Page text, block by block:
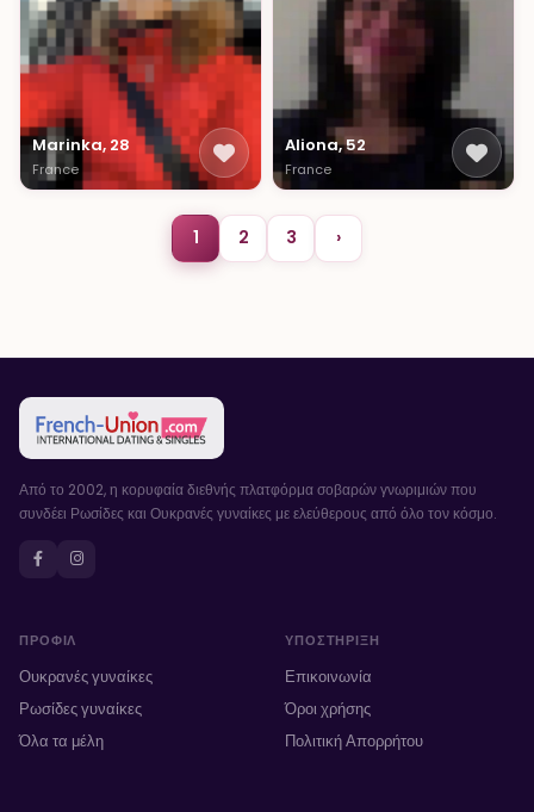
Marinka, 28
France
Aliona, 52
France
1 2 3 ›
Από το 2002, η κορυφαία διεθνής πλατφόρμα σοβαρών γνωριμιών που
συνδέει Ρωσίδες και Ουκρανές γυναίκες με ελεύθερους από όλο τον κόσμο.
ΠΡΟΦΊΛ
Ουκρανές γυναίκες
Ρωσίδες γυναίκες
Όλα τα μέλη
ΥΠΟΣΤΉΡΙΞΗ
Επικοινωνία
Όροι χρήσης
Πολιτική Απορρήτου